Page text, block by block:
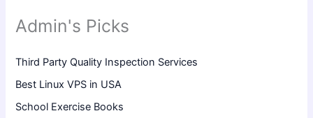
Admin's Picks
Third Party Quality Inspection Services
Best Linux VPS in USA
School Exercise Books